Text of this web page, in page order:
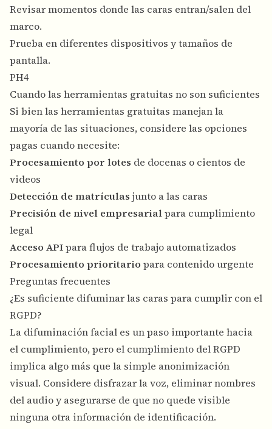
Revisar momentos donde las caras entran/salen del
marco.
Prueba en diferentes dispositivos y tamaños de
pantalla.
PH4
Cuando las herramientas gratuitas no son suficientes
Si bien las herramientas gratuitas manejan la
mayoría de las situaciones, considere las opciones
pagas cuando necesite:
Procesamiento por lotes de docenas o cientos de
videos
Detección de matrículas junto a las caras
Precisión de nivel empresarialpara cumplimiento
legal
Acceso APIpara flujos de trabajo automatizados
Procesamiento prioritario para contenido urgente
Preguntas frecuentes
¿Es suficiente difuminar las caras para cumplir con el
RGPD?
La difuminación facial es un paso importante hacia
el cumplimiento, pero el cumplimiento del RGPD
implica algo más que la simple anonimización
visual. Considere disfrazar la voz, eliminar nombres
del audio y asegurarse de que no quede visible
ninguna otra información de identificación.